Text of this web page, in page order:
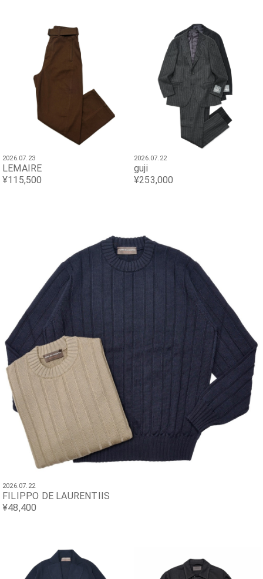
2026.07.23
LEMAIRE
¥115,500
2026.07.22
guji
¥253,000
2026.07.22
FILIPPO DE LAURENTIIS
¥48,400